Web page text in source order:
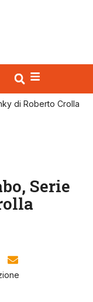
di Roberto Crolla
Serie